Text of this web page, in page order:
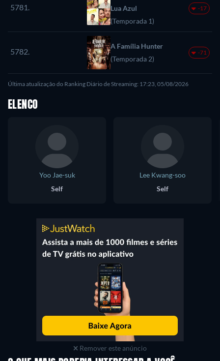
5781.
Lua Azul
(Temporada 1)
-17
5782.
A Família Hunter
(Temporada 2)
-71
Última atualização do Ranking Diário de Streaming: 17:23, 05/08/2026
ELENCO
Yoo Jae-suk
Self
Lee Kwang-soo
Self
Remover este anúncio